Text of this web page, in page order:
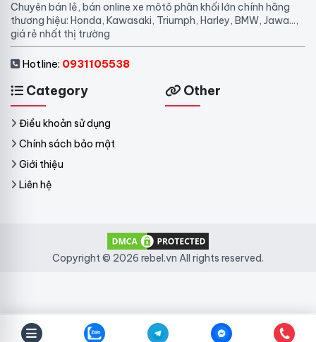
Chuyên bán lẻ, bán online xe môtô phân khối lớn chính hãng
thương hiệu: Honda, Kawasaki, Triumph, Harley, BMW, Jawa...,
giá rẻ nhất thị trường
Hotline: 0931105538
Category
Điều khoản sử dụng
Chính sách bảo mật
Giới thiệu
Liên hệ
Other
Copyright © 2026 rebel.vn All rights reserved.